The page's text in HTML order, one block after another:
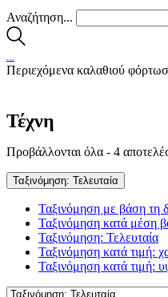
Αναζήτηση...
Περιεχόμενα καλαθιού
Τέχνη
Προβάλλονται όλα - 4
Ταξινόμηση: Τελευταία
Ταξινόμηση με βάση τη
Ταξινόμηση κατά μέση
Ταξινόμηση: Τελευταία
Ταξινόμηση κατά τιμή:
Ταξινόμηση κατά τιμή: